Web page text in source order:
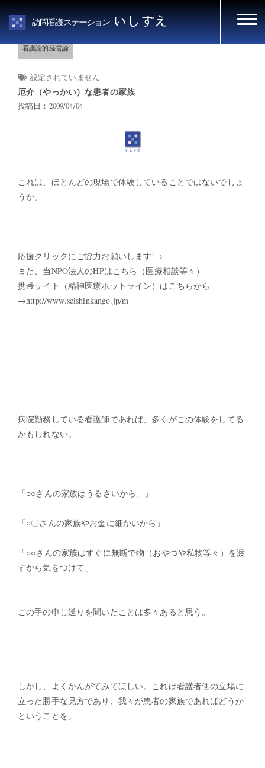
訪問看護ステーション いしずえ
HOME 看護論的経営論
看護論的経営論
設定されていません
厄介（やっかい）な患者の家族
投稿日：2009/04/04
これは、ほとんどの現場で体験していることではないでしょ
うか。
応援クリックにご協力お願いします!→
また、当NPO法人のHPはこちら（医療相談等々）
携帯サイト（精神医療ホットライン）はこちらから
→http://www.seishinkango.jp/m
病院勤務している看護師であれば、多くがこの体験をしてる
かもしれない。
「○○さんの家族はうるさいから、」
「○〇さんの家族やお金に細かいから」
「○○さんの家族はすぐに無断で物（おやつや私物等々）を渡
すから気をつけて」
この手の申し送りを聞いたことは多々あると思う。
しかし、よくかんがてみてほしい。これは看護者側の立場に
立った勝手な見方であり、我々が患者の家族であればどうか
ということを。